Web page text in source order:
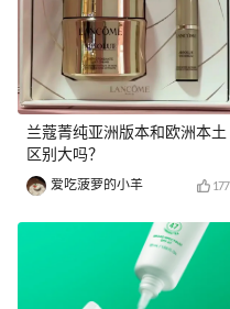
兰蔻菁纯亚洲版本和欧洲本土
区别大吗？
爱吃菠萝的小羊 177